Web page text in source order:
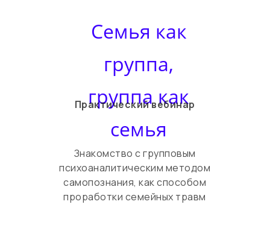
Семья как
группа,
группа как
семья
Знакомство с групповым
психоаналитическим методом
самопознания, как способом
проработки семейных травм
Практический вебинар